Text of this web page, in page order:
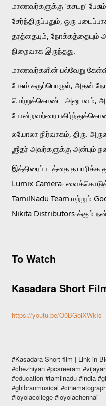
மாணவர்களுக்கு ‘கசடற’
சேர்ந்திருப்பதும், ஒரு
தரத்தையும்,
நிறைவாக இருந்தது.
மாணவர்களின் பல்வேறு
பேசும் கருப்பொருள், அதன்
பெற்றுக்கொண்ட அனுபவம்,
போன்றவற்றை
லயோலா நிர்வாகம், திரு.
ஶ்ரீதர் அவர்களுக்கு அன்பும்
இத்திரைப்படத்தை தயாரிக்க
Lumix Camera-
TamilNadu Team மற்றும்
Nikita Distributors-க்கும்
To Watch
Kasadara Short
https://youtu.be/O0BGoiXWkIs
#Kasadara Short film | Link in
#chezhiyan #pcsreeram
#education #tamilnadu #india
#ghibranmusical
#loyolacollege #loyolachennai